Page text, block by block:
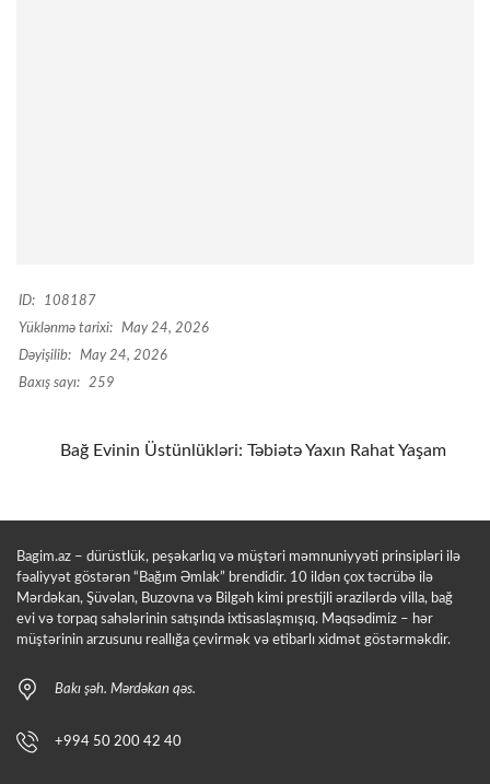
ID:
108187
Yüklənmə tarixi:
May 24, 2026
Dəyişilib:
May 24, 2026
Baxış sayı:
259
Bağ Evinin Üstünlükləri: Təbiətə Yaxın Rahat Yaşam
Bagim.az – dürüstlük, peşəkarlıq və müştəri məmnuniyyəti prinsipləri ilə
fəaliyyət göstərən “Bağım Əmlak” brendidir. 10 ildən çox təcrübə ilə
Mərdəkan, Şüvəlan, Buzovna və Bilgəh kimi prestijli ərazilərdə villa, bağ
evi və torpaq sahələrinin satışında ixtisaslaşmışıq. Məqsədimiz – hər
müştərinin arzusunu reallığa çevirmək və etibarlı xidmət göstərməkdir.
Bakı şəh. Mərdəkan qəs.
+994 50 200 42 40